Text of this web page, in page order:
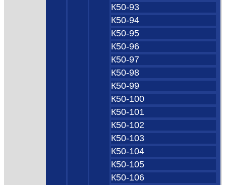
К50-93
К50-94
К50-95
К50-96
К50-97
К50-98
К50-99
К50-100
К50-101
К50-102
К50-103
К50-104
К50-105
К50-106